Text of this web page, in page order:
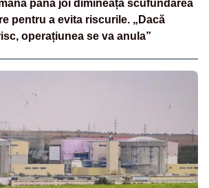
până joi dimineață scufundarea
pentru a evita riscurile. „Dacă
operațiunea se va anula”